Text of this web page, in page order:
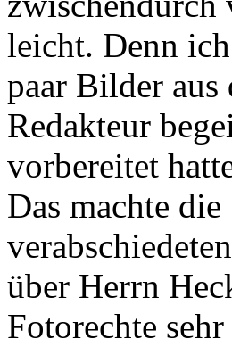
leicht. Denn
paar Bilder aus
Redakteur
vorbereitet
Das machte
über Herrn
Fotorechte